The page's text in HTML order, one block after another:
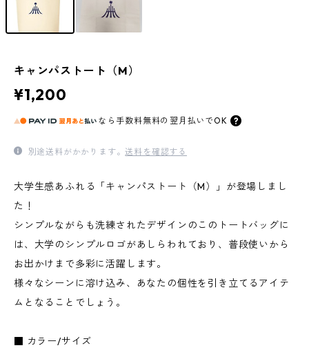
キャンパストート（M）
¥1,200
なら 手数料無料の 翌月払いでOK
別途送料がかかります。送料を確認する
大学生感あふれる「キャンパストート（M）」が登場しまし
た！
シンプルながらも洗練されたデザインのこのトートバッグに
は、大学のシンプルロゴがあしらわれており、普段使いから
お出かけまで多彩に活躍します。
様々なシーンに溶け込み、あなたの個性を引き立てるアイテ
ムとなることでしょう。
■ カラー/サイズ